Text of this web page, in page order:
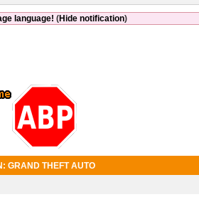
language! (Hide notification)
GRAND THEFT AUTO